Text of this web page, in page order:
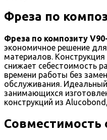
Фреза по
Фреза по композиту
экономичное решение
материалов.
снижает себестоимость
времени работы без
обслуживания.
занимающихся
конструкций из
Совместимость